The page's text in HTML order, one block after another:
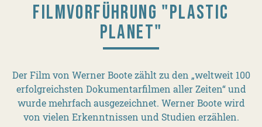
FILMVORFÜHRUNG "PLASTIC
PLANET"
Der Film von Werner Boote zählt zu den „weltweit 100
erfolgreichsten Dokumentarfilmen aller Zeiten“ und
wurde mehrfach ausgezeichnet. Werner Boote wird
von vielen Erkenntnissen und Studien erzählen.